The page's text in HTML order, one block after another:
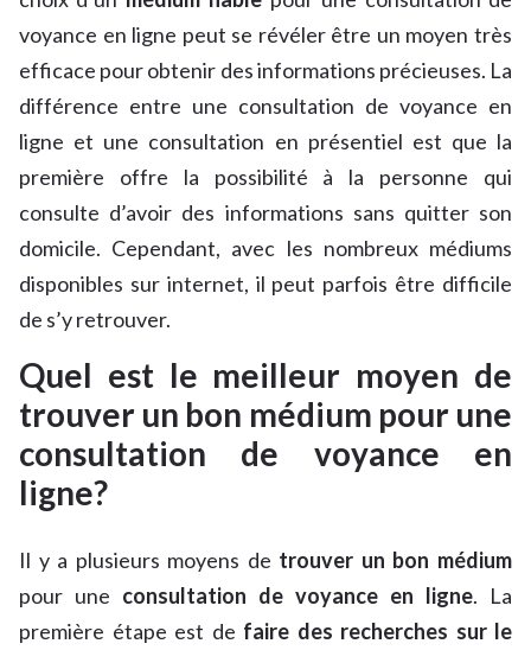
voyance en ligne peut se révéler être un moyen très
efficace pour obtenir des informations précieuses. La
différence entre une consultation de voyance en
ligne et une consultation en présentiel est que la
première offre la possibilité à la personne qui
consulte d’avoir des informations sans quitter son
domicile. Cependant, avec les nombreux médiums
disponibles sur internet, il peut parfois être difficile
de s’y retrouver.
Quel est le meilleur moyen de
trouver un bon médium pour une
consultation de voyance en
ligne?
Il y a plusieurs moyens de trouver un bon médium
pour une consultation de voyance en ligne. La
première étape est de faire des recherches sur le